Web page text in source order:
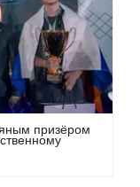
призёром